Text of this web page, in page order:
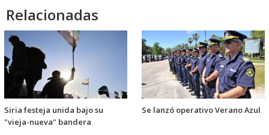
Relacionadas
Siria festeja unida bajo su
"vieja-nueva" bandera
Se lanzó operativo Verano Azul